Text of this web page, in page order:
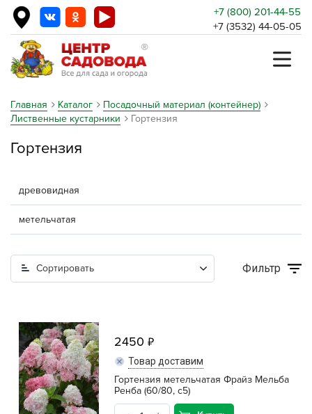
+7 (800) 201-44-55
+7 (3532) 44-05-05
Главная Каталог
Посадочный материал (контейнер)
Лиственные кустарники
Гортензия
Гортензия
древовидная
метельчатая
Сортировать Фильтр
2450
Товар доставим
Гортензия метельчатая Фрайз Мельба
Ренба (60/80, с5)